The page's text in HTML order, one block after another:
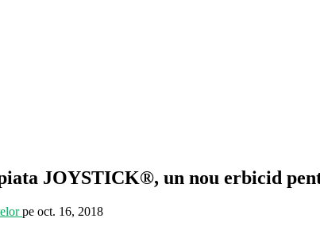
JOYSTICK®, un nou erbicid
pe oct. 16, 2018